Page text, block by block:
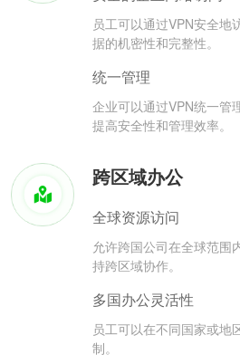
员工可以通过VPN安全地
据的机密性和完整性。
统一管理
企业可以通过VPN统一管
提高安全性和管理效率。
跨区域办公
全球资源访问
允许跨国公司在全球范围
持跨区域协作。
多国办公灵活性
员工可以在不同国家或地
制。